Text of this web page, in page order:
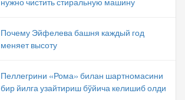
Почему Эйфелева башня каждый год
меняет высоту
Пеллегрини «Рома» билан шартномасини
бир йилга узайтириш бўйича келишиб олди